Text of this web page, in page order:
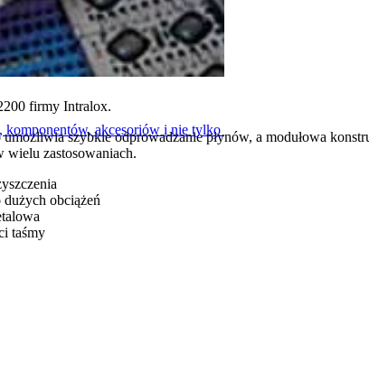
komponentów, akcesoriów i nie tylko
firmy Intralox.
szybkie odprowadzanie płynów, a modułowa
wielu zastosowaniach.
obciążeń
taśmy